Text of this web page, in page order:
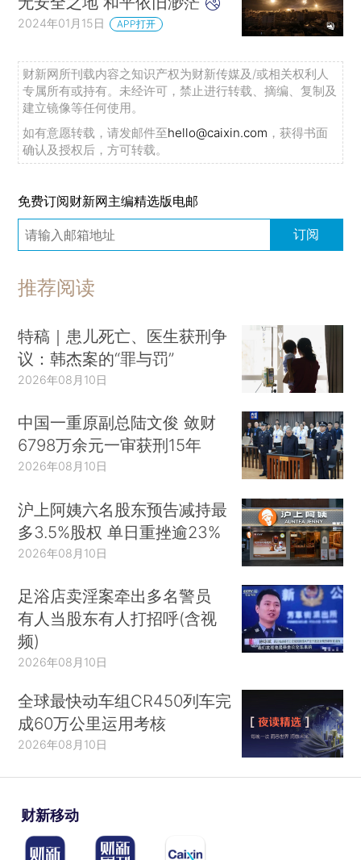
2024年01月15日 APP打开
财新网所刊载内容之知识产权为财新传媒及/或相关权利人
专属所有或持有。未经许可，禁止进行转载、摘编、复制及
建立镜像等任何使用。
如有意愿转载，请发邮件至hello@caixin.com ，获得书面
确认及授权后，方可转载。
免费订阅财新网主编精选版电邮
订阅
推荐阅读
特稿｜患儿死亡、医生获刑争
议：韩杰案的“罪与罚”
2026年08月10日
中国一重原副总陆文俊 敛财
6798万余元一审获刑15年
2026年08月10日
沪上阿姨六名股东预告减持最
多3.5%股权 单日重挫逾23%
2026年08月10日
足浴店卖淫案牵出多名警员
有人当股东有人打招呼(含视
频)
2026年08月10日
全球最快动车组CR450列车完
成60万公里运用考核
2026年08月10日
财新移动